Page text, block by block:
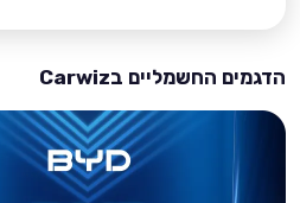
הדגמים החשמליים בCarwiz